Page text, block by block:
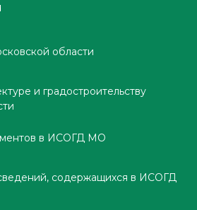
области
и градостроительству
в ИСОГД МО
содержащихся в ИСОГД